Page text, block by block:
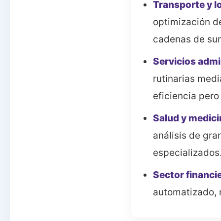
Transporte y
optimización
cadenas de
Servicios
rutinarias
eficiencia
Salud y
análisis de
Sector
automatizado,